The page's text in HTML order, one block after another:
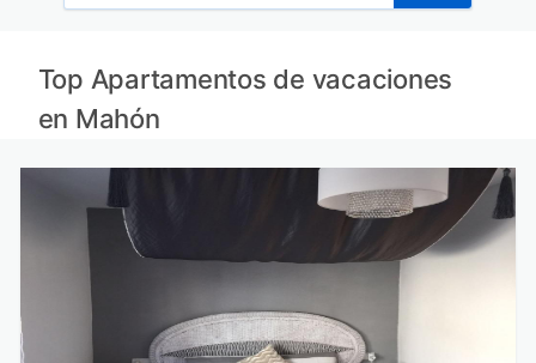
Top Apartamentos de vacaciones
en Mahón